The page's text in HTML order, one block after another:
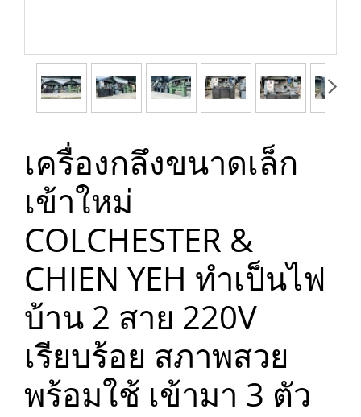
เครื่องกลึงขนาดเล็ก
เข้าใหม่
COLCHESTER &
CHIEN YEH ทำเป็นไฟ
บ้าน 2 สาย 220V
เรียบร้อย สภาพสวย
พร้อมใช้ เข้ามา 3 ตัว